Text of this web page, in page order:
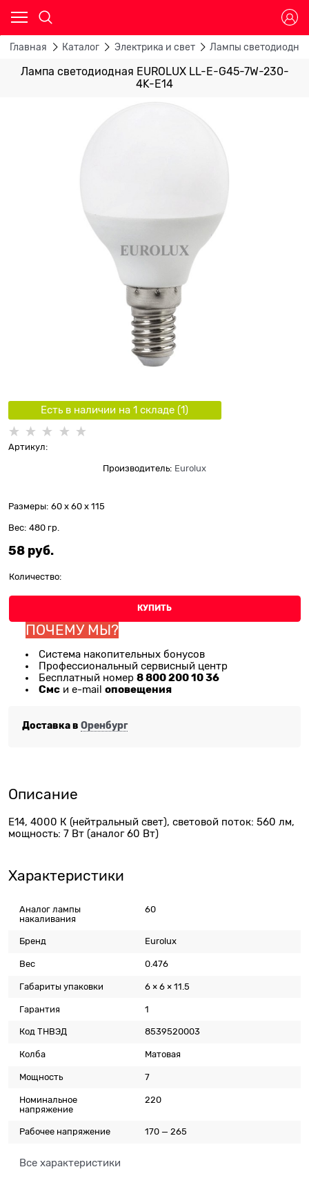
Главная Каталог Электрика и свет Лампы
Лампа светодиодная EUROLUX LL-E-G45-7W-230-
4K-E14
Есть в наличии на 1 складe (1)
Артикул:
Производитель: Eurolux
Размеры: 60 x 60 x 115
Вес: 480 гр.
58 руб.
Количество:
КУПИТЬ
ПОЧЕМУ МЫ?
Система накопительных бонусов
Профессиональный сервисный центр
Бесплатный номер 8 800 200 10 36
Смс и e-mail оповещения
Доставка в Оренбург
Описание
E14, 4000 К (нейтральный свет), световой поток: 560 лм,
мощность: 7 Вт (аналог 60 Вт)
Характеристики
Аналог лампы
накаливания
60
Бренд Eurolux
Вес 0.476
Габариты упаковки 6 × 6 × 11.5
Гарантия 1
Код ТНВЭД 8539520003
Колба Матовая
Мощность 7
Номинальное
напряжение
220
Рабочее напряжение 170 — 265
Все характеристики